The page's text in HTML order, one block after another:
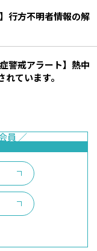
行方不明者情報の解
警戒アラート】熱中
ています。